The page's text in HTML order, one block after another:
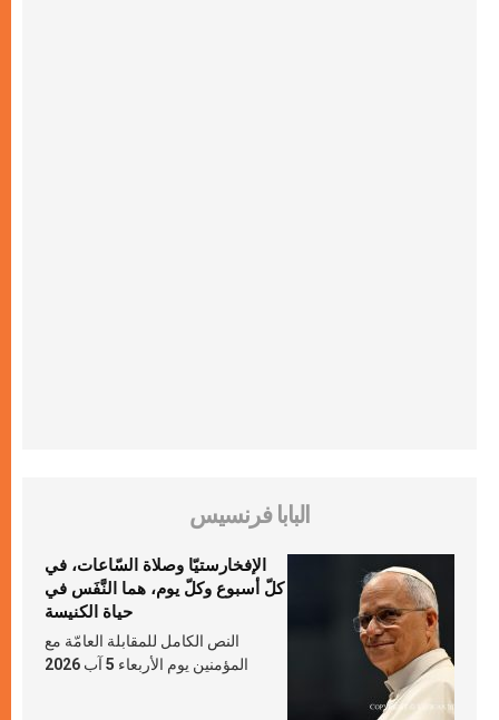
البابا فرنسيس
الإفخارستيّا وصلاة السّاعات، في
كلّ أسبوع وكلّ يوم، هما النَّفَس في
حياة الكنيسة
النص الكامل للمقابلة العامّة مع
المؤمنين يوم الأربعاء 5 آب 2026